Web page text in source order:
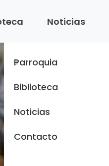
Noticias
Parroquia
Biblioteca
Noticias
Contacto